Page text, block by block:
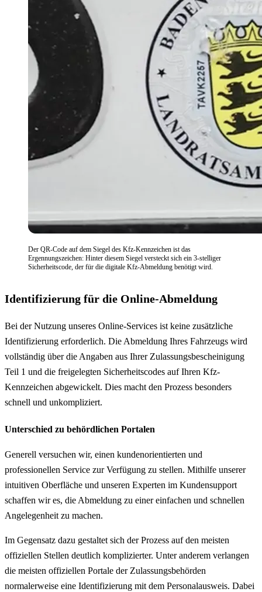
Der QR-Code auf dem Siegel des Kfz-Kennzeichen ist das
Ergennungszeichen: Hinter diesem Siegel versteckt sich ein 3-stelliger
Sicherheitscode, der für die digitale Kfz-Abmeldung benötigt wird.
Identifizierung für die Online-Abmeldung
Bei der Nutzung unseres Online-Services ist keine zusätzliche
Identifizierung erforderlich. Die Abmeldung Ihres Fahrzeugs wird
vollständig über die Angaben aus Ihrer Zulassungsbescheinigung
Teil 1 und die freigelegten Sicherheitscodes auf Ihren Kfz-
Kennzeichen abgewickelt. Dies macht den Prozess besonders
schnell und unkompliziert.
Unterschied zu behördlichen Portalen
Generell versuchen wir, einen kundenorientierten und
professionellen Service zur Verfügung zu stellen. Mithilfe unserer
intuitiven Oberfläche und unseren Experten im Kundensupport
schaffen wir es, die Abmeldung zu einer einfachen und schnellen
Angelegenheit zu machen.
Im Gegensatz dazu gestaltet sich der Prozess auf den meisten
offiziellen Stellen deutlich komplizierter. Unter anderem verlangen
die meisten offiziellen Portale der Zulassungsbehörden
normalerweise eine Identifizierung mit dem Personalausweis. Dabei